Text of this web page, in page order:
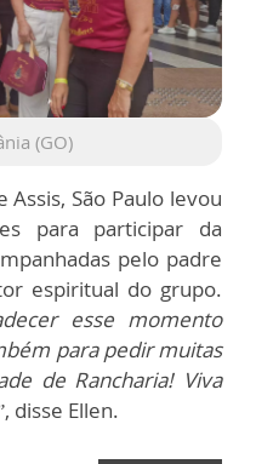
(GO)
Assis, São Paulo levou
para participar da
pelo padre
espiritual do grupo.
esse momento
para pedir muitas
de Rancharia! Viva
, disse Ellen.